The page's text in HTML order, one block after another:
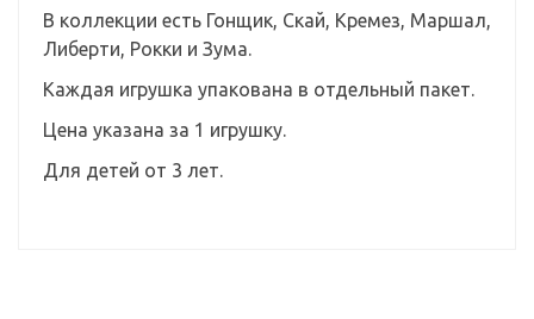
В коллекции есть Гонщик, Скай, Кремез, Маршал,
Либерти, Рокки и Зума.
Каждая игрушка упакована в отдельный пакет.
Цена указана за 1 игрушку.
Для детей от 3 лет.